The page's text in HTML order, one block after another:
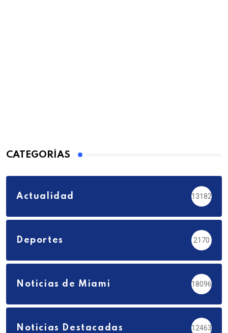
CATEGORÍAS
Actualidad 13182
Deportes 2170
Noticias de Miami 18096
Noticias Destacadas 12463